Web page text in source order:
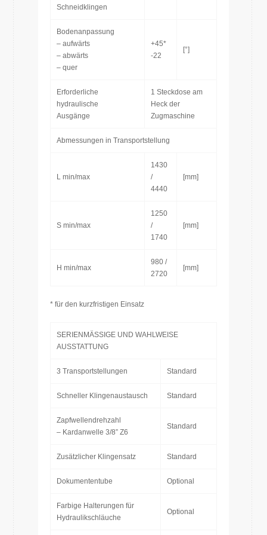
Schneidklingen
Bodenanpassung
– aufwärts
– abwärts
– quer
+45*
-22
[°]
Erforderliche
hydraulische
Ausgänge
1 Steckdose am
Heck der
Zugmaschine
Abmessungen in Transportstellung
L min/max
1430
/
4440
[mm]
S min/max
1250
/
1740
[mm]
H min/max
980 /
2720
[mm]
* für den kurzfristigen Einsatz
SERIENMÄSSIGE UND WAHLWEISE
AUSSTATTUNG
3 Transportstellungen Standard
Schneller Klingenaustausch Standard
Zapfwellendrehzahl
– Kardanwelle 3/8” Z6
Standard
Zusätzlicher Klingensatz Standard
Dokumententube Optional
Farbige Halterungen für
Hydraulikschläuche
Optional